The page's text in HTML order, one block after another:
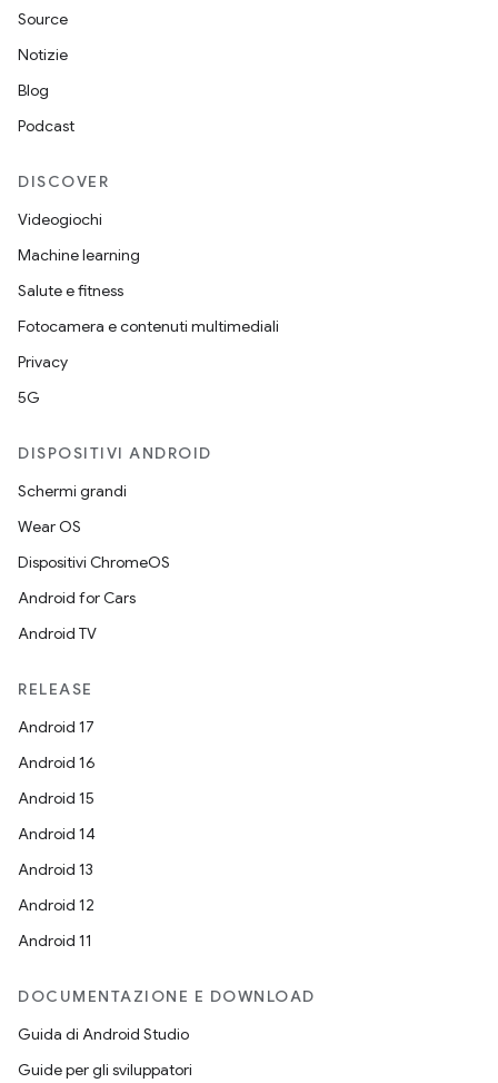
Source
Notizie
Blog
Podcast
DISCOVER
Videogiochi
Machine learning
Salute e fitness
Fotocamera e contenuti multimediali
Privacy
5G
DISPOSITIVI ANDROID
Schermi grandi
Wear OS
Dispositivi ChromeOS
Android for Cars
Android TV
RELEASE
Android 17
Android 16
Android 15
Android 14
Android 13
Android 12
Android 11
DOCUMENTAZIONE E DOWNLOAD
Guida di Android Studio
Guide per gli sviluppatori